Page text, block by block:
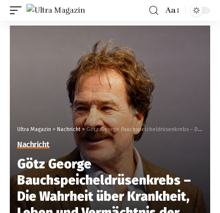
Aa
Ultra Magazin > Nachricht> Götz George Bauchspeicheldrüsenkrebs – Die Wahrheit über Krankheit, Leben und Vermächtnis der Tatort-Legende
Nachricht
Götz George
Bauchspeicheldrüsenkrebs –
Die Wahrheit über Krankheit,